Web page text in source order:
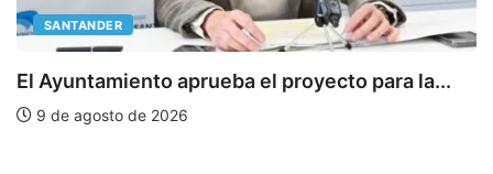
SANTANDER
El Ayuntamiento aprueba el proyecto para la...
9 de agosto de 2026